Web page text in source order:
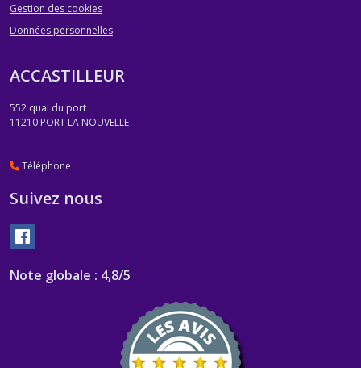
Gestion des cookies
Données personnelles
ACCASTILLEUR
552 quai du port
11210 PORT LA NOUVELLE
Téléphone
Suivez nous
Note globale : 4,8/5